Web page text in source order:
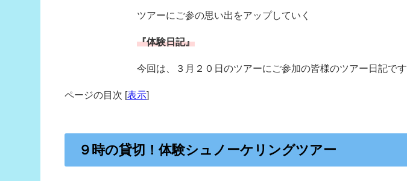
ツアーにご参の思い出をアップしていく
『体験日記』
今回は、３月２０日のツアーにご参加の皆様のツアー日記です
ページの目次 [表示]
９時の貸切！体験シュノーケリングツアー